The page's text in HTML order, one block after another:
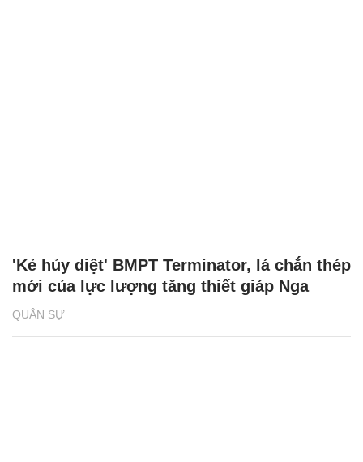
QUÂN SỰ
'Kẻ hủy diệt' BMPT Terminator, lá chắn thép
mới của lực lượng tăng thiết giáp Nga